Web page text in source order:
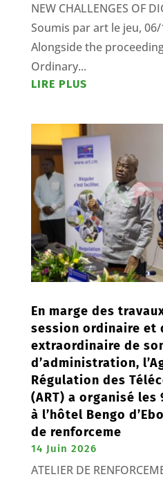
NEW CHALLENGES OF
Soumis par art le jeu, 06/
Alongside the
Ordinary...
LIRE PLUS
En marge des
session ordinaire et
extraordinaire de
d’administration,
Régulation des
(ART) a organisé les
à l’hôtel Bengo
de renforceme
14 Juin 2026
ATELIER DE